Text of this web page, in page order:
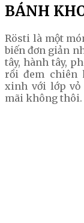
BÁNH
Rösti là một
biến đơn giản
tây, hành tây,
rồi đem chiên
xinh với lớp vỏ
mãi không thôi.